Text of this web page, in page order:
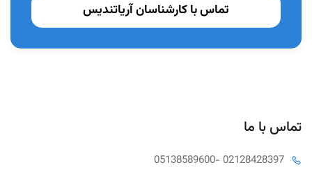
تماس با کارشناسان آریاتندیس
تماس با ما
05138589600- 02128428397